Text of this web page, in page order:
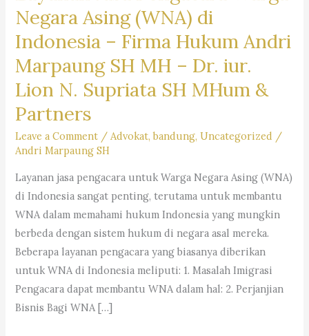
Negara Asing (WNA) di
Indonesia – Firma Hukum Andri
Marpaung SH MH – Dr. iur.
Lion N. Supriata SH MHum &
Partners
Leave a Comment /Advokat,bandung,Uncategorized /
Andri Marpaung SH
Layanan jasa pengacara untuk Warga Negara Asing (WNA)
di Indonesia sangat penting, terutama untuk membantu
WNA dalam memahami hukum Indonesia yang mungkin
berbeda dengan sistem hukum di negara asal mereka.
Beberapa layanan pengacara yang biasanya diberikan
untuk WNA di Indonesia meliputi: 1. Masalah Imigrasi
Pengacara dapat membantu WNA dalam hal: 2. Perjanjian
Bisnis Bagi WNA […]